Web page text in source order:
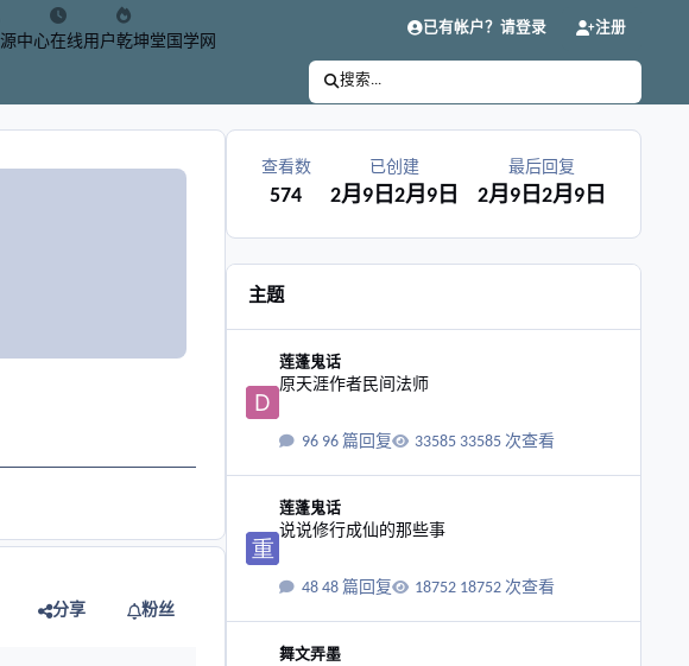
中心在线用户乾坤堂国学网
已有帐户？请登录 注册
搜索...
分享 粉丝
查看数
574
已创建
2月9日 2月9日
最后回复
2月9日 2月9日
主题
莲蓬鬼话
原天涯作者民间法师
96 篇回复 33585 次查看
莲蓬鬼话
说说修行成仙的那些事
48 篇回复 18752 次查看
舞文弄墨